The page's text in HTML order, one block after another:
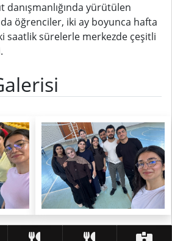
danışmanlığında yürütülen
öğrenciler, iki ay boyunca hafta
saatlik sürelerle merkezde çeşitli